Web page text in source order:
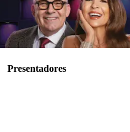
Presentadores